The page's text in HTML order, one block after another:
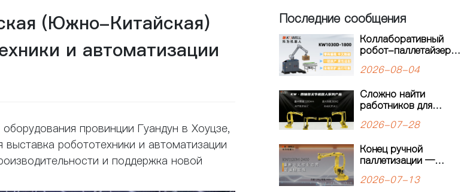
(Южно-Китайская)
и автоматизации
провинции Гуандун в Хоуцзе,
робототехники и автоматизации
и поддержка новой
Последние сообщения
Коллаборативный
робот-паллетайзер
производства:
современных
производственных
линий
2026-08-04
Сложно найти
работников для
Четырёхосевой
KEWEI обеспечивает
стабильную работу
производственной
линии
2026-07-28
Конец ручной
паллетизации —
интеллектуальной
2026-07-13